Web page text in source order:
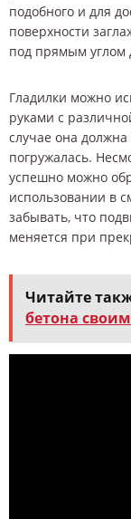
подобного и для
поверхности
под прямым углом
Гладилки можно
руками с
случае она
погружалась.
успешно можно
использовании в
забывать, что
меняется при
Читайте
бетона